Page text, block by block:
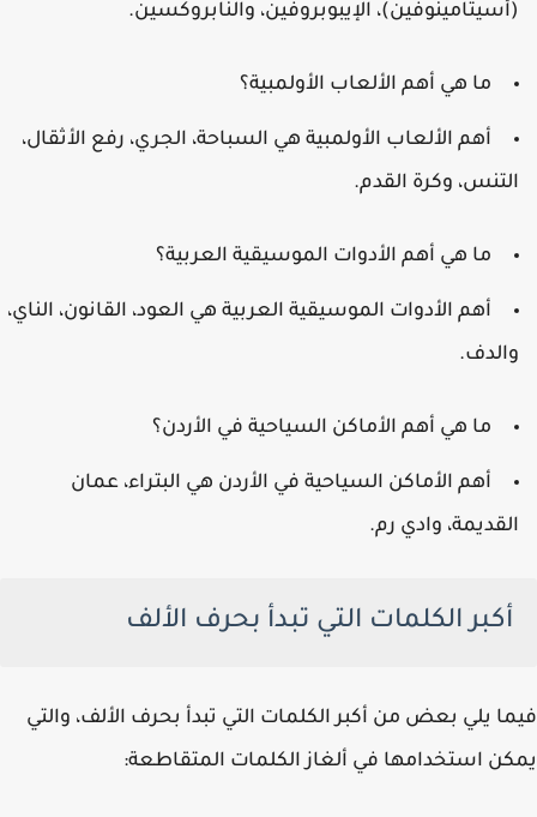
الإيبوبروفين، والنابروكسين.
ما هي أهم الألعاب الأولمبية؟
أهم الألعاب الأولمبية هي السباحة، الجري، رفع الأثقال،
وكرة القدم.
ما هي أهم الأدوات الموسيقية العربية؟
أهم الأدوات الموسيقية العربية هي العود، القانون، الناي،
ما هي أهم الأماكن السياحية في الأردن؟
أهم الأماكن السياحية في الأردن هي البتراء، عمان
وادي رم.
أكبر الكلمات التي تبدأ بحرف الألف
يلي بعض من أكبر الكلمات التي تبدأ بحرف الألف، والتي
استخدامها في ألغاز الكلمات المتقاطعة: